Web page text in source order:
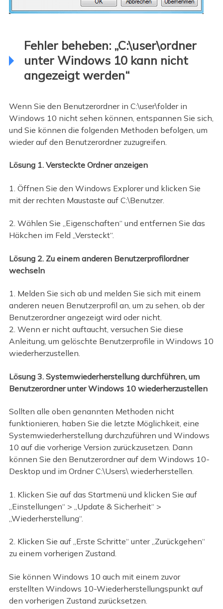
Fehler beheben: „C:\user\ordner
unter Windows 10 kann nicht
angezeigt werden“
Wenn Sie den Benutzerordner in C:\user\folder in
Windows 10 nicht sehen können, entspannen Sie sich,
und Sie können die folgenden Methoden befolgen, um
wieder auf den Benutzerordner zuzugreifen.
Lösung 1. Versteckte Ordner anzeigen
1. Öffnen Sie den Windows Explorer und klicken Sie
mit der rechten Maustaste auf C:\Benutzer.
2. Wählen Sie „Eigenschaften“ und entfernen Sie das
Häkchen im Feld „Versteckt“.
Lösung 2. Zu einem anderen Benutzerprofilordner
wechseln
1. Melden Sie sich ab und melden Sie sich mit einem
anderen neuen Benutzerprofil an, um zu sehen, ob der
Benutzerordner angezeigt wird oder nicht.
2. Wenn er nicht auftaucht, versuchen Sie diese
Anleitung, um gelöschte Benutzerprofile in Windows 10
wiederherzustellen.
Lösung 3. Systemwiederherstellung durchführen, um
Benutzerordner unter Windows 10 wiederherzustellen
Sollten alle oben genannten Methoden nicht
funktionieren, haben Sie die letzte Möglichkeit, eine
Systemwiederherstellung durchzuführen und Windows
10 auf die vorherige Version zurückzusetzen. Dann
können Sie den Benutzerordner auf dem Windows 10-
Desktop und im Ordner C:\Users\ wiederherstellen.
1. Klicken Sie auf das Startmenü und klicken Sie auf
„Einstellungen“ > „Update & Sicherheit“ >
„Wiederherstellung“.
2. Klicken Sie auf „Erste Schritte“ unter „Zurückgehen“
zu einem vorherigen Zustand.
Sie können Windows 10 auch mit einem zuvor
erstellten Windows 10-Wiederherstellungspunkt auf
den vorherigen Zustand zurücksetzen.